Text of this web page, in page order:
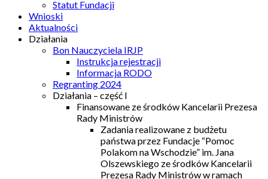
Statut Fundacji
Wnioski
Aktualności
Działania
Bon Nauczyciela IRJP
Instrukcja rejestracji
Informacja RODO
Regranting 2024
Działania – część I
Finansowane ze środków Kancelarii Prezesa
Rady Ministrów
Zadania realizowane z budżetu
państwa przez Fundacje “Pomoc
Polakom na Wschodzie” im. Jana
Olszewskiego ze środków Kancelarii
Prezesa Rady Ministrów w ramach